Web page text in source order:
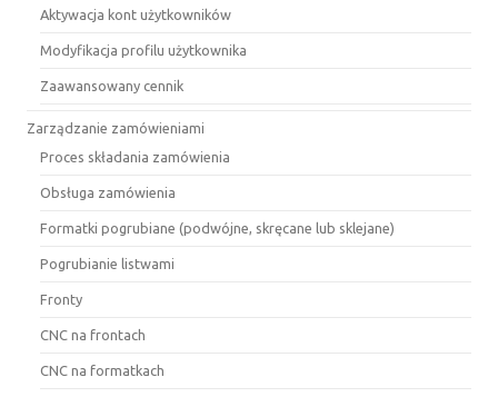
Aktywacja kont użytkowników
Modyfikacja profilu użytkownika
Zaawansowany cennik
Zarządzanie zamówieniami
Proces składania zamówienia
Obsługa zamówienia
Formatki pogrubiane (podwójne, skręcane lub sklejane)
Pogrubianie listwami
Fronty
CNC na frontach
CNC na formatkach